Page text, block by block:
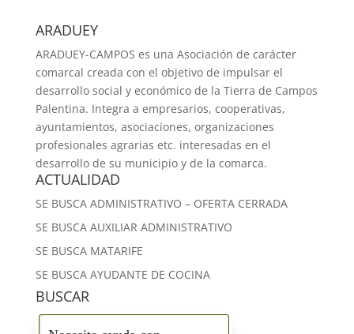
ARADUEY
ARADUEY-CAMPOS es una Asociación de carácter
comarcal creada con el objetivo de impulsar el
desarrollo social y económico de la Tierra de Campos
Palentina. Integra a empresarios, cooperativas,
ayuntamientos, asociaciones, organizaciones
profesionales agrarias etc. interesadas en el
desarrollo de su municipio y de la comarca.
ACTUALIDAD
SE BUSCA ADMINISTRATIVO – OFERTA CERRADA
SE BUSCA AUXILIAR ADMINISTRATIVO
SE BUSCA MATARIFE
SE BUSCA AYUDANTE DE COCINA
BUSCAR